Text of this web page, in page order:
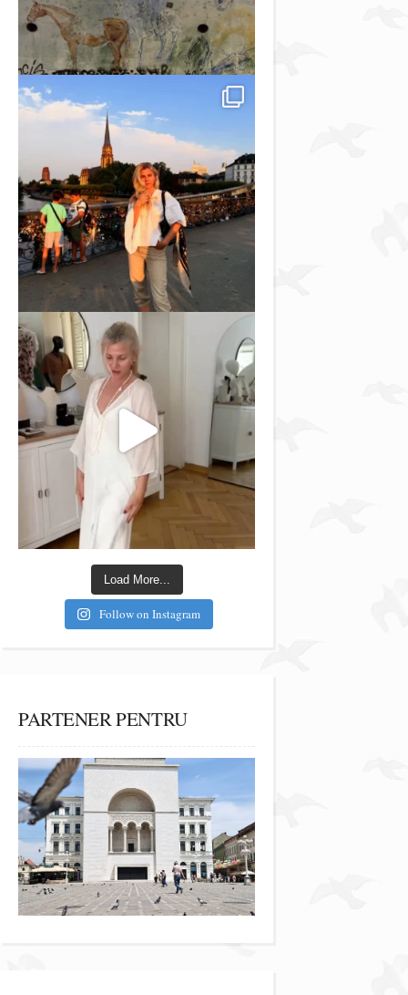
Load More...
Follow on Instagram
PARTENER PENTRU